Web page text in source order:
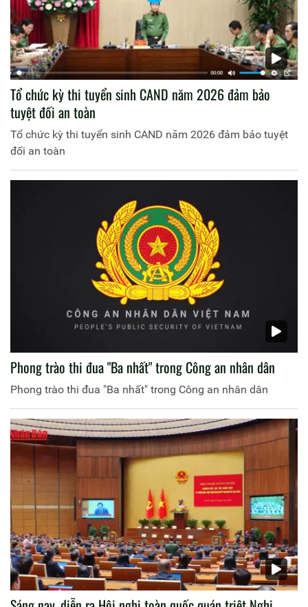
Tổ chức kỳ thi tuyển sinh CAND năm 2026 đảm bảo
tuyệt đối an toàn
Tổ chức kỳ thi tuyển sinh CAND năm 2026 đảm bảo tuyệt
đối an toàn
Phong trào thi đua "Ba nhất" trong Công an nhân dân
Phong trào thi đua "Ba nhất" trong Công an nhân dân